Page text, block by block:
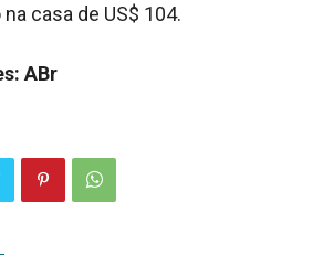
casa de US$ 104.
ABr